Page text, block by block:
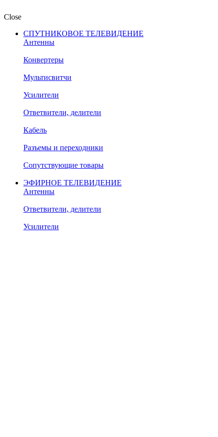
Close
СПУТНИКОВОЕ ТЕЛЕВИДЕНИЕ
Антенны
Конвертеры
Мультисвитчи
Усилители
Ответвители, делители
Кабель
Разъемы и переходники
Сопутствующие товары
ЭФИРНОЕ ТЕЛЕВИДЕНИЕ
Антенны
Ответвители, делители
Усилители